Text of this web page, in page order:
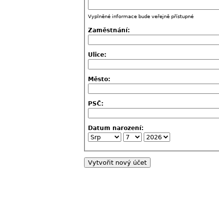
Vyplněné informace bude veřejně přístupné
Zaměstnání:
Ulice:
Město:
PSČ:
Datum narození: